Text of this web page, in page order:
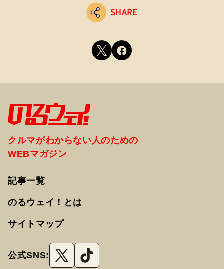
SHARE
クルマがわからない人のための
WEBマガジン
記事一覧
のるウェイ！とは
サイトマップ
公式SNS: